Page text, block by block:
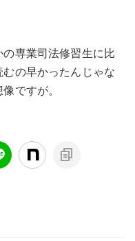
専業司法修習生に比
の早かったんじゃな
ですが。